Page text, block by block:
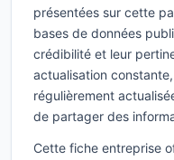
présentées sur cette
bases de données
crédibilité et leur
actualisation
régulièrement
de partager des
Cette fiche entreprise